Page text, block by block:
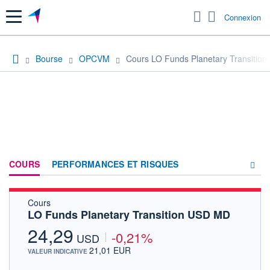
Menu Connexion
Bourse OPCVM Cours LO Funds Planetary Transition
COURS PERFORMANCES ET RISQUES
Cours
LO Funds Planetary Transition USD MD
24,29 USD -0,21%
VALEUR INDICATIVE 21,01 EUR